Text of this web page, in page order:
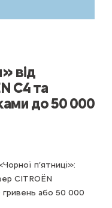
від
C4 та
до 50 000
п’ятниці»:
CITROЁN
або 50 000